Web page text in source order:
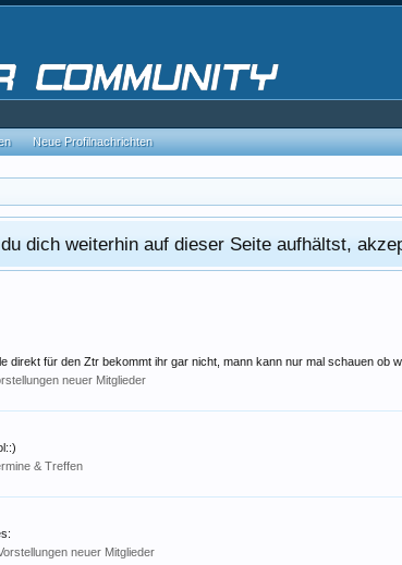
dich weiterhin auf dieser Seite aufhältst,
direkt für den Ztr bekommt ihr gar nicht, mann kann nur mal schauen ob
neuer Mitglieder
& Treffen
neuer Mitglieder
Neue Profilnachrichten